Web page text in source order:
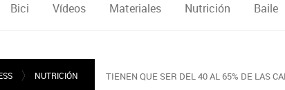
Bici Vídeos Materiales Nutrición Baile
NUTRICIÓN TIENEN QUE SER DEL 40 AL 65% DE LAS